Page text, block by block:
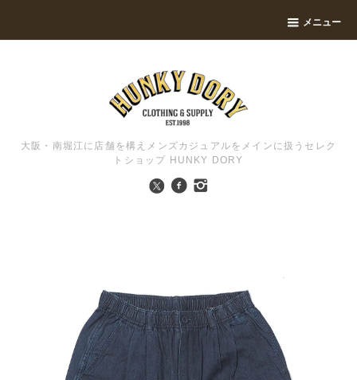
メニュー
大阪・南堀江に店舗を構えメンズカジュアルをメインに扱うセレク
トショップ HUNKY DORY